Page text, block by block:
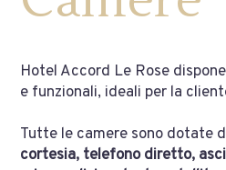
Hotel Accord Le Rose
e funzionali, ideali per la
Tutte le camere sono dotate
cortesia, telefono diretto,